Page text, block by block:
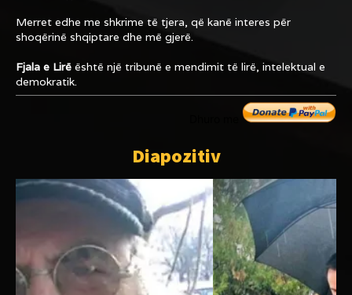
Merret edhe me shkrime të tjera, që kanë interes për
shoqërinë shqiptare dhe më gjerë.
Fjala e Lirë është një tribunë e mendimit të lirë, intelektual e
demokratik.
Diapozitiv